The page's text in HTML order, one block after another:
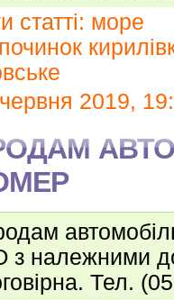
статті: море
2019,
з належними
Тел.